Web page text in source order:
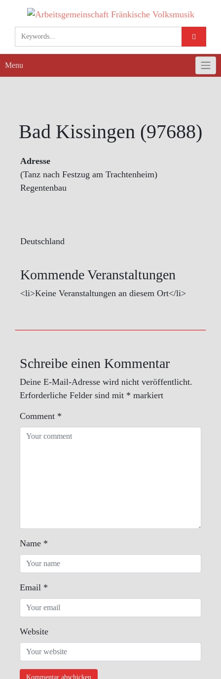
content
Menu
Bad Kissingen (97688)
Adresse
(Tanz nach Festzug am Trachtenheim)
Regentenbau
Deutschland
Kommende Veranstaltungen
<li>Keine Veranstaltungen an diesem Ort</li>
Schreibe einen Kommentar
Deine E-Mail-Adresse wird nicht veröffentlicht.
Erforderliche Felder sind mit * markiert
Comment *
Name *
Email *
Website